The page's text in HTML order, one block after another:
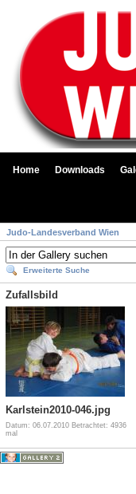
Home Downloads
Judo-Landesverband Wien
Erweiterte Suche
Zufallsbild
Karlstein2010-046.jpg
Datum: 06.07.2010 Betrachtet: 4936
mal